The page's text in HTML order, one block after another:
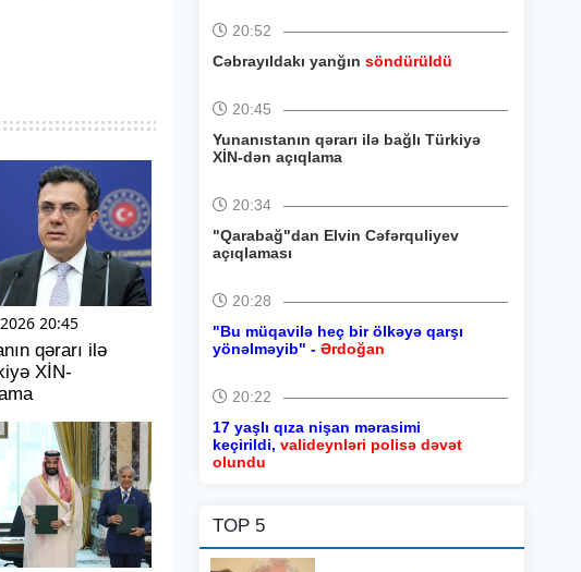
20:45
qərarı ilə
XİN-
20:52
Cəbrayıldakı yanğın söndürüldü
20:45
Yunanıstanın qərarı ilə bağlı Türkiyə
XİN-dən açıqlama
20:34
"Qarabağ"dan Elvin Cəfərquliyev
açıqlaması
20:28
"Bu müqavilə heç bir ölkəyə qarşı
yönəlməyib" - Ərdoğan
20:22
17 yaşlı qıza nişan mərasimi
keçirildi, valideynləri polisə dəvət
olundu
TOP 5